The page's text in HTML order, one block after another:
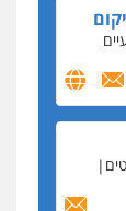
בכלא